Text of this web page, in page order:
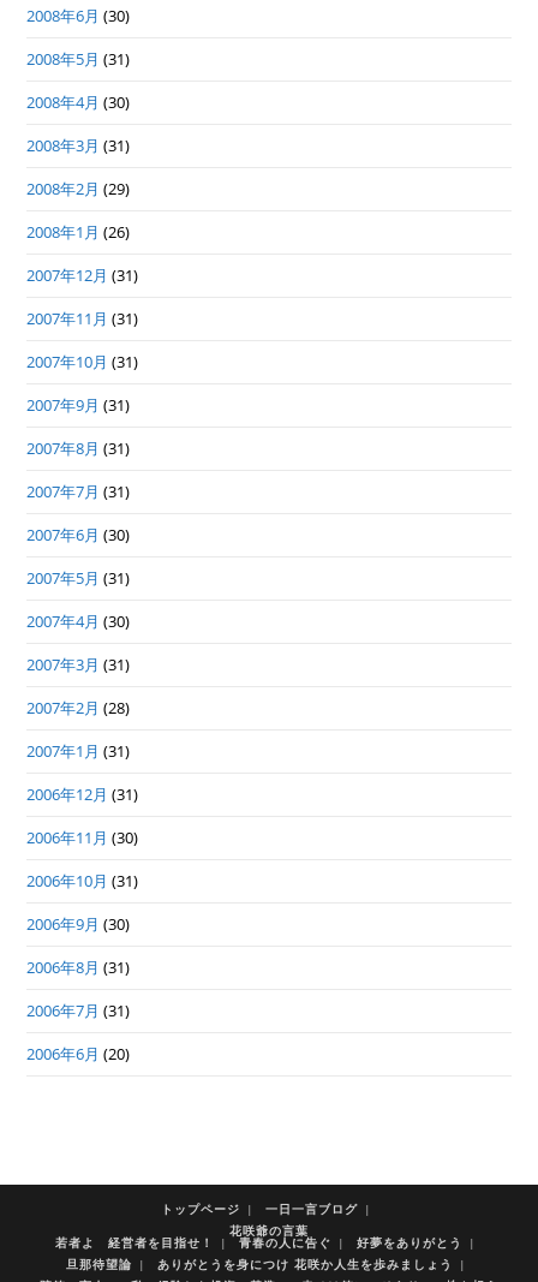
2008年6月 (30)
2008年5月 (31)
2008年4月 (30)
2008年3月 (31)
2008年2月 (29)
2008年1月 (26)
2007年12月 (31)
2007年11月 (31)
2007年10月 (31)
2007年9月 (31)
2007年8月 (31)
2007年7月 (31)
2007年6月 (30)
2007年5月 (31)
2007年4月 (30)
2007年3月 (31)
2007年2月 (28)
2007年1月 (31)
2006年12月 (31)
2006年11月 (30)
2006年10月 (31)
2006年9月 (30)
2006年8月 (31)
2006年7月 (31)
2006年6月 (20)
トップページ
一日一言ブログ
花咲爺の言葉
若者よ 経営者を目指せ！ 青春の人に告ぐ
好夢をありがとう
旦那待望論
ありがとうを身につけ 花咲か人生を歩みましょう